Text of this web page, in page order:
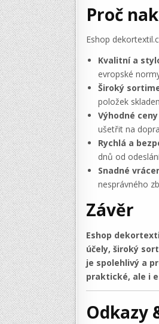
Proč
Eshop
Kvalitní a
evropské
Široký
položek
Výhodné
ušetřit na
Rychlá a
dnů od
Snadné
nesprávného
Závěr
Eshop
účely, široký
je spolehlivý a
praktické, ale i
Odkazy